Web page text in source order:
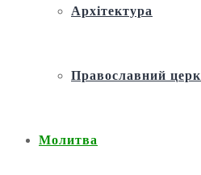
Архітектура
Православний
Молитва